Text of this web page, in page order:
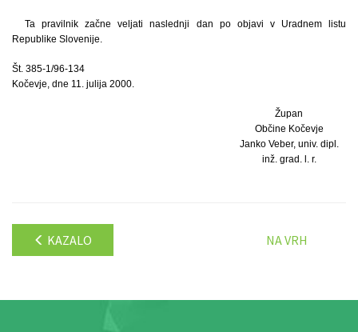
Ta pravilnik začne veljati naslednji dan po objavi v Uradnem listu
Republike Slovenije.
Št. 385-1/96-134
Kočevje, dne 11. julija 2000.
Župan
Občine Kočevje
Janko Veber, univ. dipl.
inž. grad. l. r.
KAZALO NA VRH